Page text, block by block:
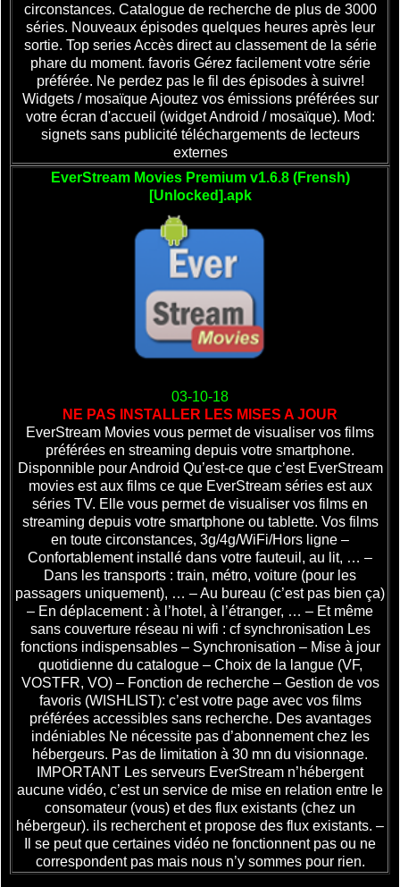
circonstances. Catalogue de recherche de plus de 3000
séries. Nouveaux épisodes quelques heures après leur
sortie. Top series Accès direct au classement de la série
phare du moment. favoris Gérez facilement votre série
préférée. Ne perdez pas le fil des épisodes à suivre!
Widgets / mosaïque Ajoutez vos émissions préférées sur
votre écran d'accueil (widget Android / mosaïque). Mod:
signets sans publicité téléchargements de lecteurs
externes
EverStream Movies Premium v1.6.8 (Frensh)
[Unlocked].apk
03-10-18
NE PAS INSTALLER LES MISES A JOUR
EverStream Movies vous permet de visualiser vos films
préférées en streaming depuis votre smartphone.
Disponnible pour Android Qu’est-ce que c’est EverStream
movies est aux films ce que EverStream séries est aux
séries TV. Elle vous permet de visualiser vos films en
streaming depuis votre smartphone ou tablette. Vos films
en toute circonstances, 3g/4g/WiFi/Hors ligne –
Confortablement installé dans votre fauteuil, au lit, … –
Dans les transports : train, métro, voiture (pour les
passagers uniquement), … – Au bureau (c’est pas bien ça)
– En déplacement : à l’hotel, à l’étranger, … – Et même
sans couverture réseau ni wifi : cf synchronisation Les
fonctions indispensables – Synchronisation – Mise à jour
quotidienne du catalogue – Choix de la langue (VF,
VOSTFR, VO) – Fonction de recherche – Gestion de vos
favoris (WISHLIST): c’est votre page avec vos films
préférées accessibles sans recherche. Des avantages
indéniables Ne nécessite pas d’abonnement chez les
hébergeurs. Pas de limitation à 30 mn du visionnage.
IMPORTANT Les serveurs EverStream n’hébergent
aucune vidéo, c’est un service de mise en relation entre le
consomateur (vous) et des flux existants (chez un
hébergeur). ils recherchent et propose des flux existants. –
Il se peut que certaines vidéo ne fonctionnent pas ou ne
correspondent pas mais nous n’y sommes pour rien.